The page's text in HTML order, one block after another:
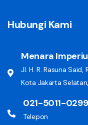
Hubungi Kami
Menara
Jl. H. R. Rasuna
Kota Jakarta
021-5011-0299
Telepon